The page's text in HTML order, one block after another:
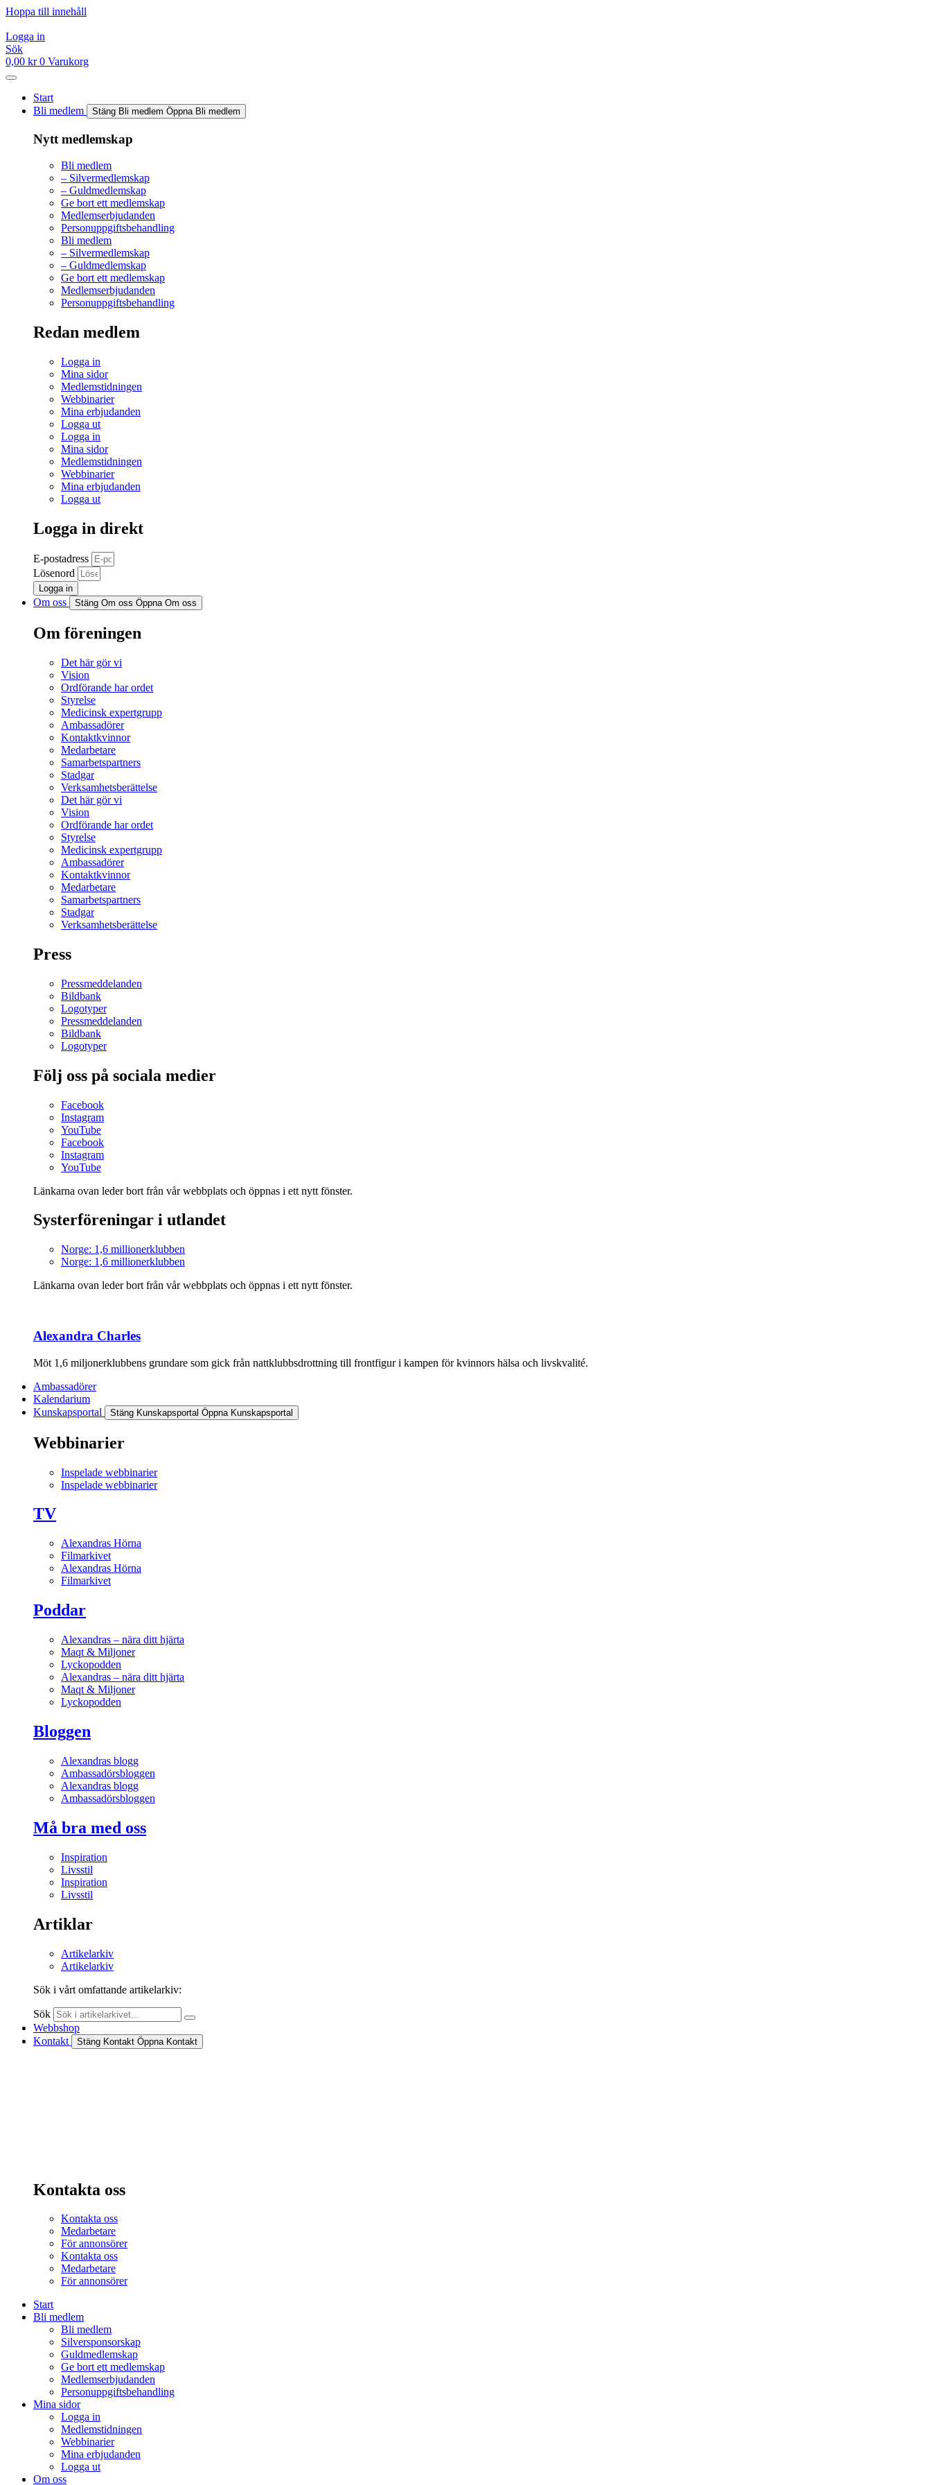
Hoppa till innehåll
Logga in
Sök
0,00 kr 0 Varukorg
Start
Bli medlem
Stäng Bli medlem Öppna Bli medlem
Nytt medlemskap
Bli medlem
– Silvermedlemskap
– Guldmedlemskap
Ge bort ett medlemskap
Medlemserbjudanden
Personuppgiftsbehandling
Bli medlem
– Silvermedlemskap
– Guldmedlemskap
Ge bort ett medlemskap
Medlemserbjudanden
Personuppgiftsbehandling
Redan medlem
Logga in
Mina sidor
Medlemstidningen
Webbinarier
Mina erbjudanden
Logga ut
Logga in
Mina sidor
Medlemstidningen
Webbinarier
Mina erbjudanden
Logga ut
Logga in direkt
E-postadress
Lösenord
Logga in
Om oss Stäng Om oss Öppna Om oss
Om föreningen
Det här gör vi
Vision
Ordförande har ordet
Styrelse
Medicinsk expertgrupp
Ambassadörer
Kontaktkvinnor
Medarbetare
Samarbetspartners
Stadgar
Verksamhetsberättelse
Det här gör vi
Vision
Ordförande har ordet
Styrelse
Medicinsk expertgrupp
Ambassadörer
Kontaktkvinnor
Medarbetare
Samarbetspartners
Stadgar
Verksamhetsberättelse
Press
Pressmeddelanden
Bildbank
Logotyper
Pressmeddelanden
Bildbank
Logotyper
Följ oss på sociala medier
Facebook
Instagram
YouTube
Facebook
Instagram
YouTube
Länkarna ovan leder bort från vår webbplats och öppnas i ett nytt fönster.
Systerföreningar i utlandet
Norge: 1,6 millionerklubben
Norge: 1,6 millionerklubben
Länkarna ovan leder bort från vår webbplats och öppnas i ett nytt fönster.
Alexandra Charles
Möt 1,6 miljonerklubbens grundare som gick från nattklubbsdrottning till frontfigur i kampen för kvinnors hälsa och livskvalité.
Ambassadörer
Kalendarium
Kunskapsportal
Stäng Kunskapsportal Öppna Kunskapsportal
Webbinarier
Inspelade webbinarier
Inspelade webbinarier
TV
Alexandras Hörna
Filmarkivet
Alexandras Hörna
Filmarkivet
Poddar
Alexandras – nära ditt hjärta
Maqt & Miljoner
Lyckopodden
Alexandras – nära ditt hjärta
Maqt & Miljoner
Lyckopodden
Bloggen
Alexandras blogg
Ambassadörsbloggen
Alexandras blogg
Ambassadörsbloggen
Må bra med oss
Inspiration
Livsstil
Inspiration
Livsstil
Artiklar
Artikelarkiv
Artikelarkiv
Sök i vårt omfattande artikelarkiv:
Sök
Webbshop
Kontakt
Stäng Kontakt Öppna Kontakt
Kontakta oss
Kontakta oss
Medarbetare
För annonsörer
Kontakta oss
Medarbetare
För annonsörer
Start
Bli medlem
Bli medlem
Silversponsorskap
Guldmedlemskap
Ge bort ett medlemskap
Medlemserbjudanden
Personuppgiftsbehandling
Mina sidor
Logga in
Medlemstidningen
Webbinarier
Mina erbjudanden
Logga ut
Om oss